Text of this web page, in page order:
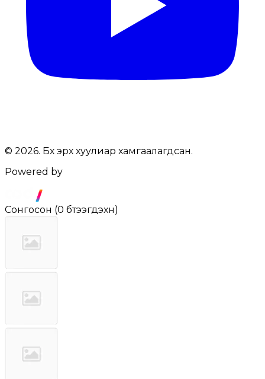
© 2026. Бүх эрх хуулиар хамгаалагдсан.
Powered by
Сонгосон (0 бүтээгдэхүүн)